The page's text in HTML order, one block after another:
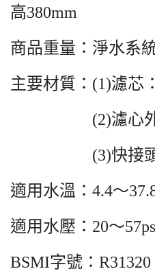
高380mm
商品重量：淨水系
主要材質：(1)濾芯
(2)濾心外殼
(3)快接頭座
適用水溫：4.4～
適用水壓：20～
BSMI字號：R31320